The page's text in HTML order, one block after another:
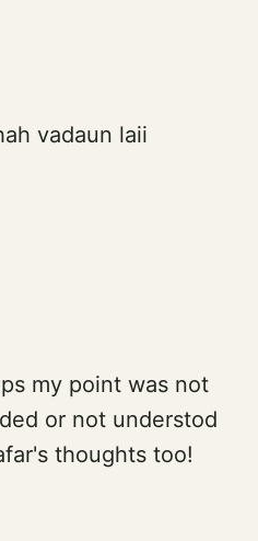
vadaun laii
my point was not
or not understod
thoughts too!